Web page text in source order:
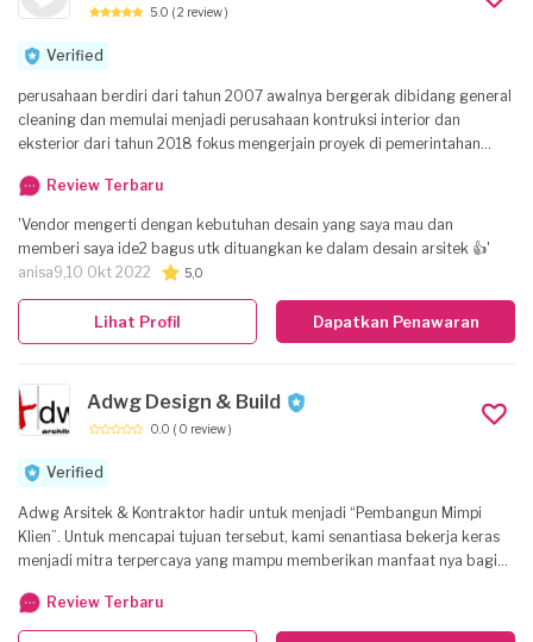
5.0 ( 2 review )
Verified
perusahaan berdiri dari tahun 2007 awalnya bergerak dibidang general
cleaning dan memulai menjadi perusahaan kontruksi interior dan
eksterior dari tahun 2018 fokus mengerjain proyek di pemerintahan
Review Terbaru
'Vendor mengerti dengan kebutuhan desain yang saya mau dan
memberi saya ide2 bagus utk dituangkan ke dalam desain arsitek 👍'
anisa9,10 Okt 2022 5,0
Dapatkan Penawaran
Lihat Profil
Adwg Design & Build
0.0 ( 0 review )
Verified
Adwg Arsitek & Kontraktor hadir untuk menjadi “Pembangun Mimpi
Klien”. Untuk mencapai tujuan tersebut, kami senantiasa bekerja keras
menjadi mitra terpercaya yang mampu memberikan manfaat nya bagi
pelanggan akan “Design & Build” Rumah Tinggal, Bangunan, Kantor, Tata
Ruang Dalam (Interior) dan Tata Ruang Luar (Fasade & Lansekap) Untuk
Review Terbaru